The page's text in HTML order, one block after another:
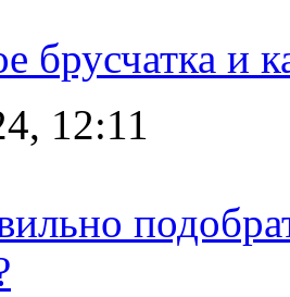
брусчатка и
12:11